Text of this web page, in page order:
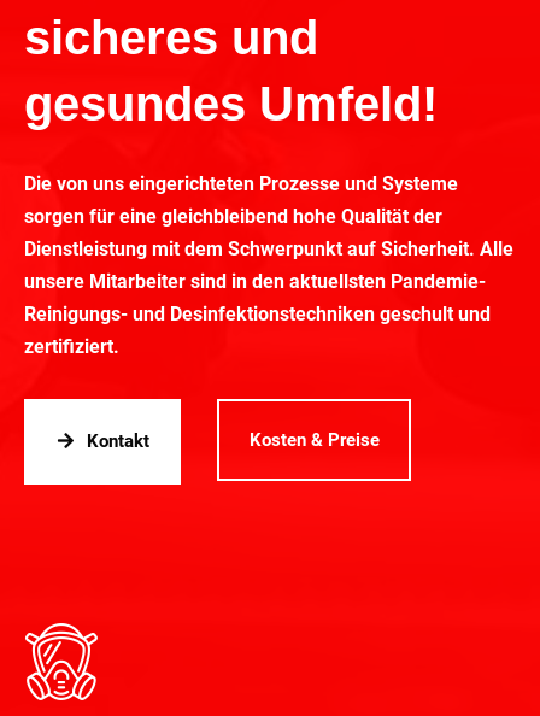
sicheres und
gesundes Umfeld!
Die von uns eingerichteten Prozesse und Systeme
sorgen für eine gleichbleibend hohe Qualität der
Dienstleistung mit dem Schwerpunkt auf Sicherheit. Alle
unsere Mitarbeiter sind in den aktuellsten Pandemie-
Reinigungs- und Desinfektionstechniken geschult und
zertifiziert.
Kontakt Kosten & Preise